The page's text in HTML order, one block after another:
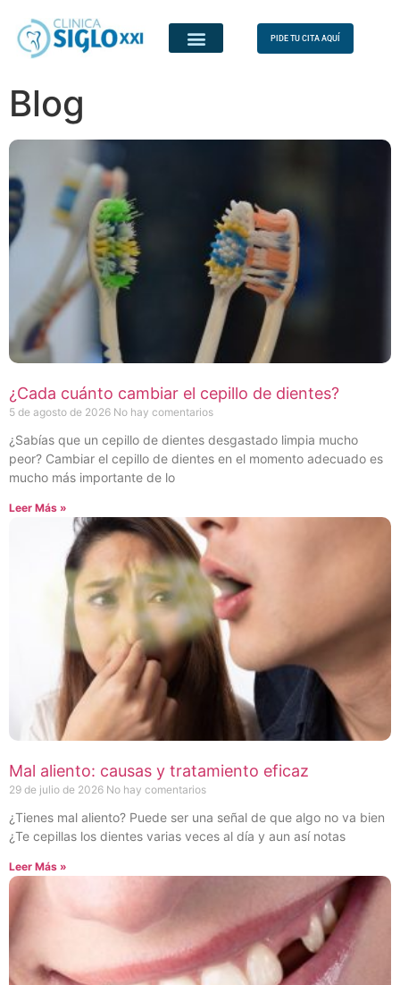
PIDE TU CITA AQUÍ
Blog
¿Cada cuánto cambiar el cepillo de dientes?
5 de agosto de 2026 No hay comentarios
¿Sabías que un cepillo de dientes desgastado limpia mucho
peor? Cambiar el cepillo de dientes en el momento adecuado es
mucho más importante de lo
Leer Más »
Mal aliento: causas y tratamiento eficaz
29 de julio de 2026 No hay comentarios
¿Tienes mal aliento? Puede ser una señal de que algo no va bien
¿Te cepillas los dientes varias veces al día y aun así notas
Leer Más »